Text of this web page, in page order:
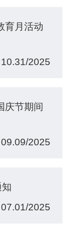
育月活动
10.31/2025
庆节期间
09.09/2025
07.01/2025